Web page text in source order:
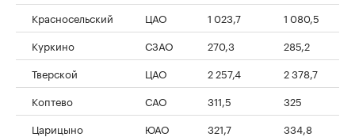
Красносельский
ЦАО 1 023,7
1 080,5
Куркино
СЗАО 270,3
285,2
Тверской
ЦАО 2 257,4
2 378,7
Коптево
САО 311,5
325
Царицыно
ЮАО 321,7
334,8